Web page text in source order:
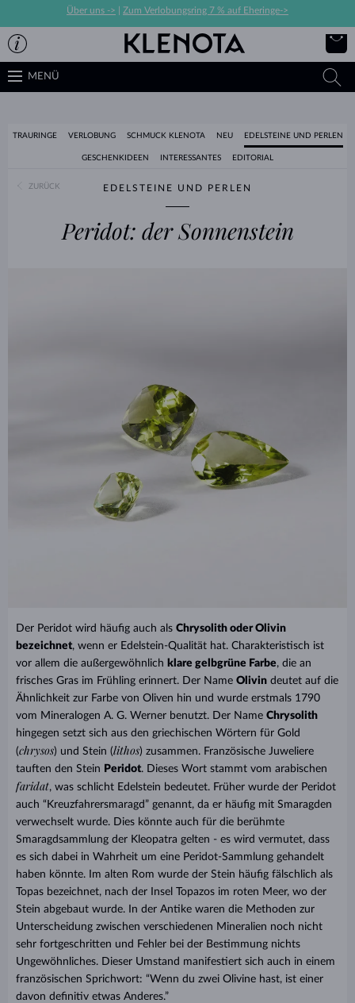
Über uns -> Zum Verlobungsring 7 % auf Eheringe->
MENÜ
TRAURINGE VERLOBUNG SCHMUCK KLENOTA NEU EDELSTEINE UND PERLEN
GESCHENKIDEEN INTERESSANTES EDITORIAL
ZURÜCK EDELSTEINE UND PERLEN
Peridot: der Sonnenstein
Der Peridot wird häufig auch als Chrysolith oder Olivin
bezeichnet, wenn er Edelstein-Qualität hat. Charakteristisch ist
vor allem die außergewöhnlich klare gelbgrüne Farbe, die an
frisches Gras im Frühling erinnert. Der Name Olivin deutet auf die
Ähnlichkeit zur Farbe von Oliven hin und wurde erstmals 1790
vom Mineralogen A. G. Werner benutzt. Der Name Chrysolith
hingegen setzt sich aus den griechischen Wörtern für Gold
(chrysos) und Stein (lithos) zusammen. Französische Juweliere
tauften den Stein Peridot. Dieses Wort stammt vom arabischen
faridat, was schlicht Edelstein bedeutet. Früher wurde der Peridot
auch “Kreuzfahrersmaragd” genannt, da er häufig mit Smaragden
verwechselt wurde. Dies könnte auch für die berühmte
Smaragdsammlung der Kleopatra gelten - es wird vermutet, dass
es sich dabei in Wahrheit um eine Peridot-Sammlung gehandelt
haben könnte. Im alten Rom wurde der Stein häufig fälschlich als
Topas bezeichnet, nach der Insel Topazos im roten Meer, wo der
Stein abgebaut wurde. In der Antike waren die Methoden zur
Unterscheidung zwischen verschiedenen Mineralien noch nicht
sehr fortgeschritten und Fehler bei der Bestimmung nichts
Ungewöhnliches. Dieser Umstand manifestiert sich auch in einem
französischen Sprichwort: “Wenn du zwei Olivine hast, ist einer
davon definitiv etwas Anderes.”